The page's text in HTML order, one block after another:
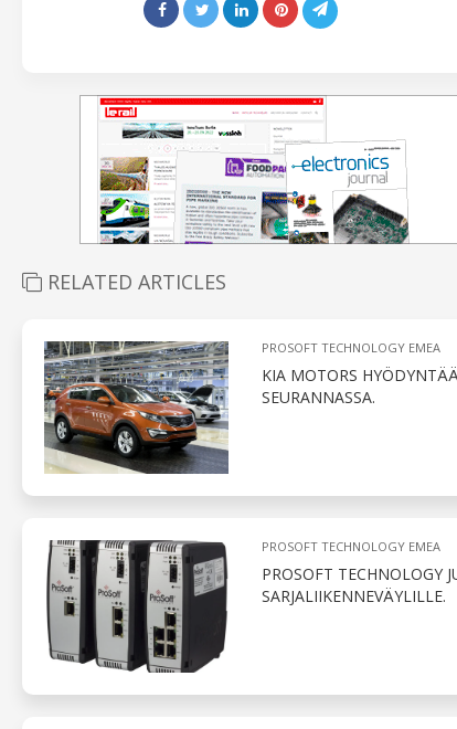
RELATED ARTICLES
PROSOFT TECHNOLOGY EMEA
KIA MOTORS
SEURANNASSA.
PROSOFT TECHNOLOGY EMEA
PROSOFT TECHNOLOGY
SARJALIIKENNEVÄYLILLE.